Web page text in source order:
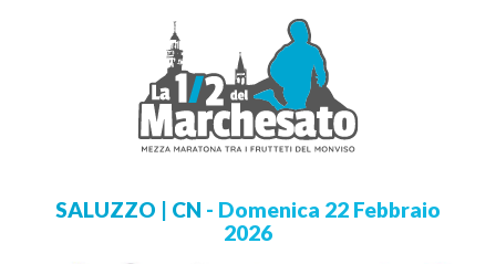
SALUZZO | CN - Domenica 22 Febbraio
2026